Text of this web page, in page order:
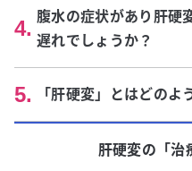
4. 腹水の症状があり肝硬
遅れでしょうか？
5. 「肝硬変」とはどのよ
肝硬変の「治